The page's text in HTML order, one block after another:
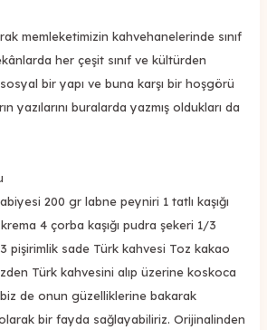
memleketimizin kahvehanelerinde sınıf
her çeşit sınıf ve kültürden
bir yapı ve buna karşı bir hoşgörü
yazılarını buralarda yazmış oldukları da
200 gr labne peyniri 1 tatlı kaşığı
4 çorba kaşığı pudra şekeri 1/3
pişirimlik sade Türk kahvesi Toz kakao
Türk kahvesini alıp üzerine koskoca
de onun güzelliklerine bakarak
bir fayda sağlayabiliriz. Orijinalinden